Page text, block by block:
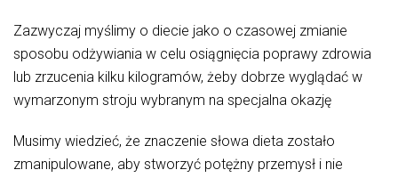
Zazwyczaj myślimy o diecie jako o czasowej zmianie
sposobu odżywiania w celu osiągnięcia poprawy zdrowia
lub zrzucenia kilku kilogramów, żeby dobrze wyglądać w
wymarzonym stroju wybranym na specjalna okazję
Musimy wiedzieć, że znaczenie słowa dieta zostało
zmanipulowane, aby stworzyć potężny przemysł i nie